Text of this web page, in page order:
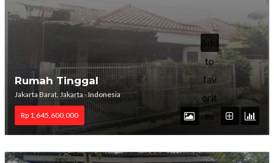
to
fav
orit
es
Rumah Tinggal
Jakarta Barat, Jakarta - Indonesia
Rp 1,645,600,000